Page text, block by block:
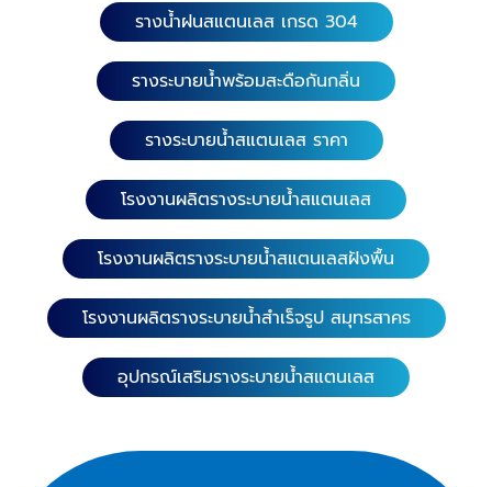
รางน้ำฝนสแตนเลส เกรด 304
รางระบายน้ำพร้อมสะดือกันกลิ่น
รางระบายน้ำสแตนเลส ราคา
โรงงานผลิตรางระบายน้ำสแตนเลส
โรงงานผลิตรางระบายน้ำสแตนเลสฝังพื้น
โรงงานผลิตรางระบายน้ำสำเร็จรูป สมุทรสาคร
อุปกรณ์เสริมรางระบายน้ำสแตนเลส